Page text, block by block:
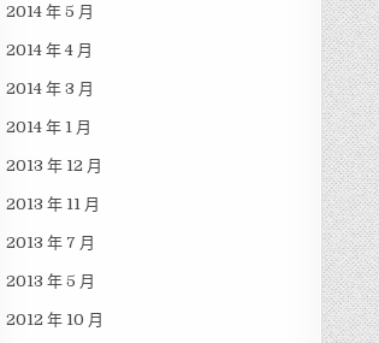
2014 年 5 月
2014 年 4 月
2014 年 3 月
2014 年 1 月
2013 年 12 月
2013 年 11 月
2013 年 7 月
2013 年 5 月
2012 年 10 月